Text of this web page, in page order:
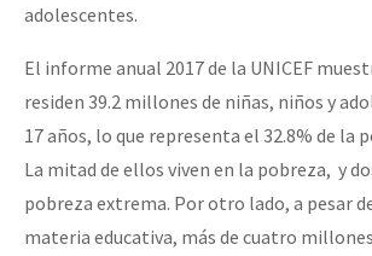
adolescentes.
El informe anual 2017 de la UNICEF
residen 39.2 millones de niñas, niños y
17 años, lo que representa el 32.8% de la
La mitad de ellos viven en la pobreza, y
pobreza extrema. Por otro lado, a pesar
materia educativa, más de cuatro